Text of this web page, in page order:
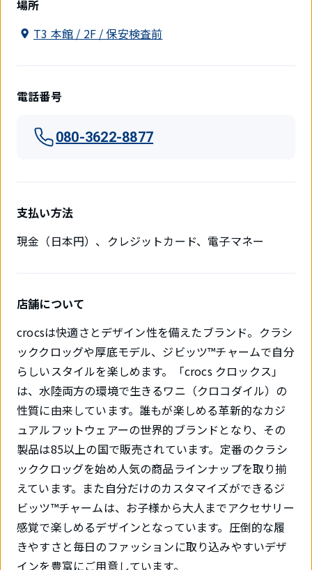
場所
T3 本館 / 2F / 保安検査前
電話番号
080-3622-8877
支払い方法
現金（日本円）、クレジットカード、電子マネー
店舗について
crocsは快適さとデザイン性を備えたブランド。クラシ
ッククロッグや厚底モデル、ジビッツ™チャームで自分
らしいスタイルを楽しめます。「crocs クロックス」
は、水陸両方の環境で生きるワニ（クロコダイル）の
性質に由来しています。誰もが楽しめる革新的なカジ
ュアルフットウェアーの世界的ブランドとなり、その
製品は85以上の国で販売されています。定番のクラシ
ッククロッグを始め人気の商品ラインナップを取り揃
えています。また自分だけのカスタマイズができるジ
ビッツ™チャームは、お子様から大人までアクセサリー
感覚で楽しめるデザインとなっています。圧倒的な履
きやすさと毎日のファッションに取り込みやすいデザ
インを豊富にご用意しています。